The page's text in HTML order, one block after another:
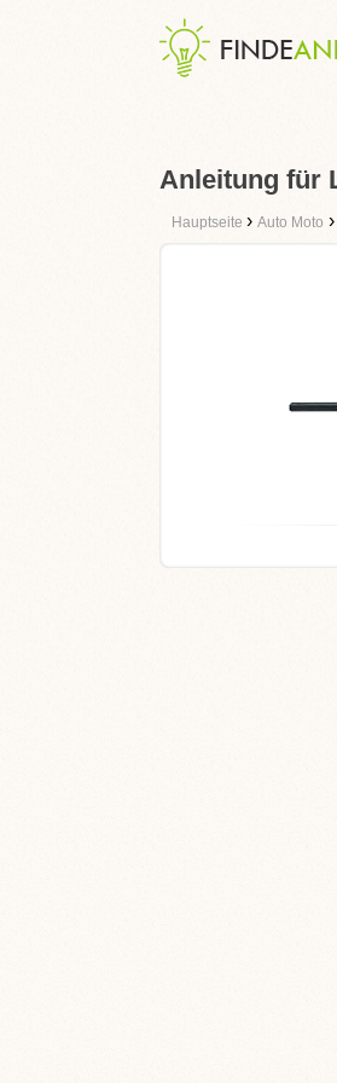
Anleitung für
Hauptseite › Auto Moto ›